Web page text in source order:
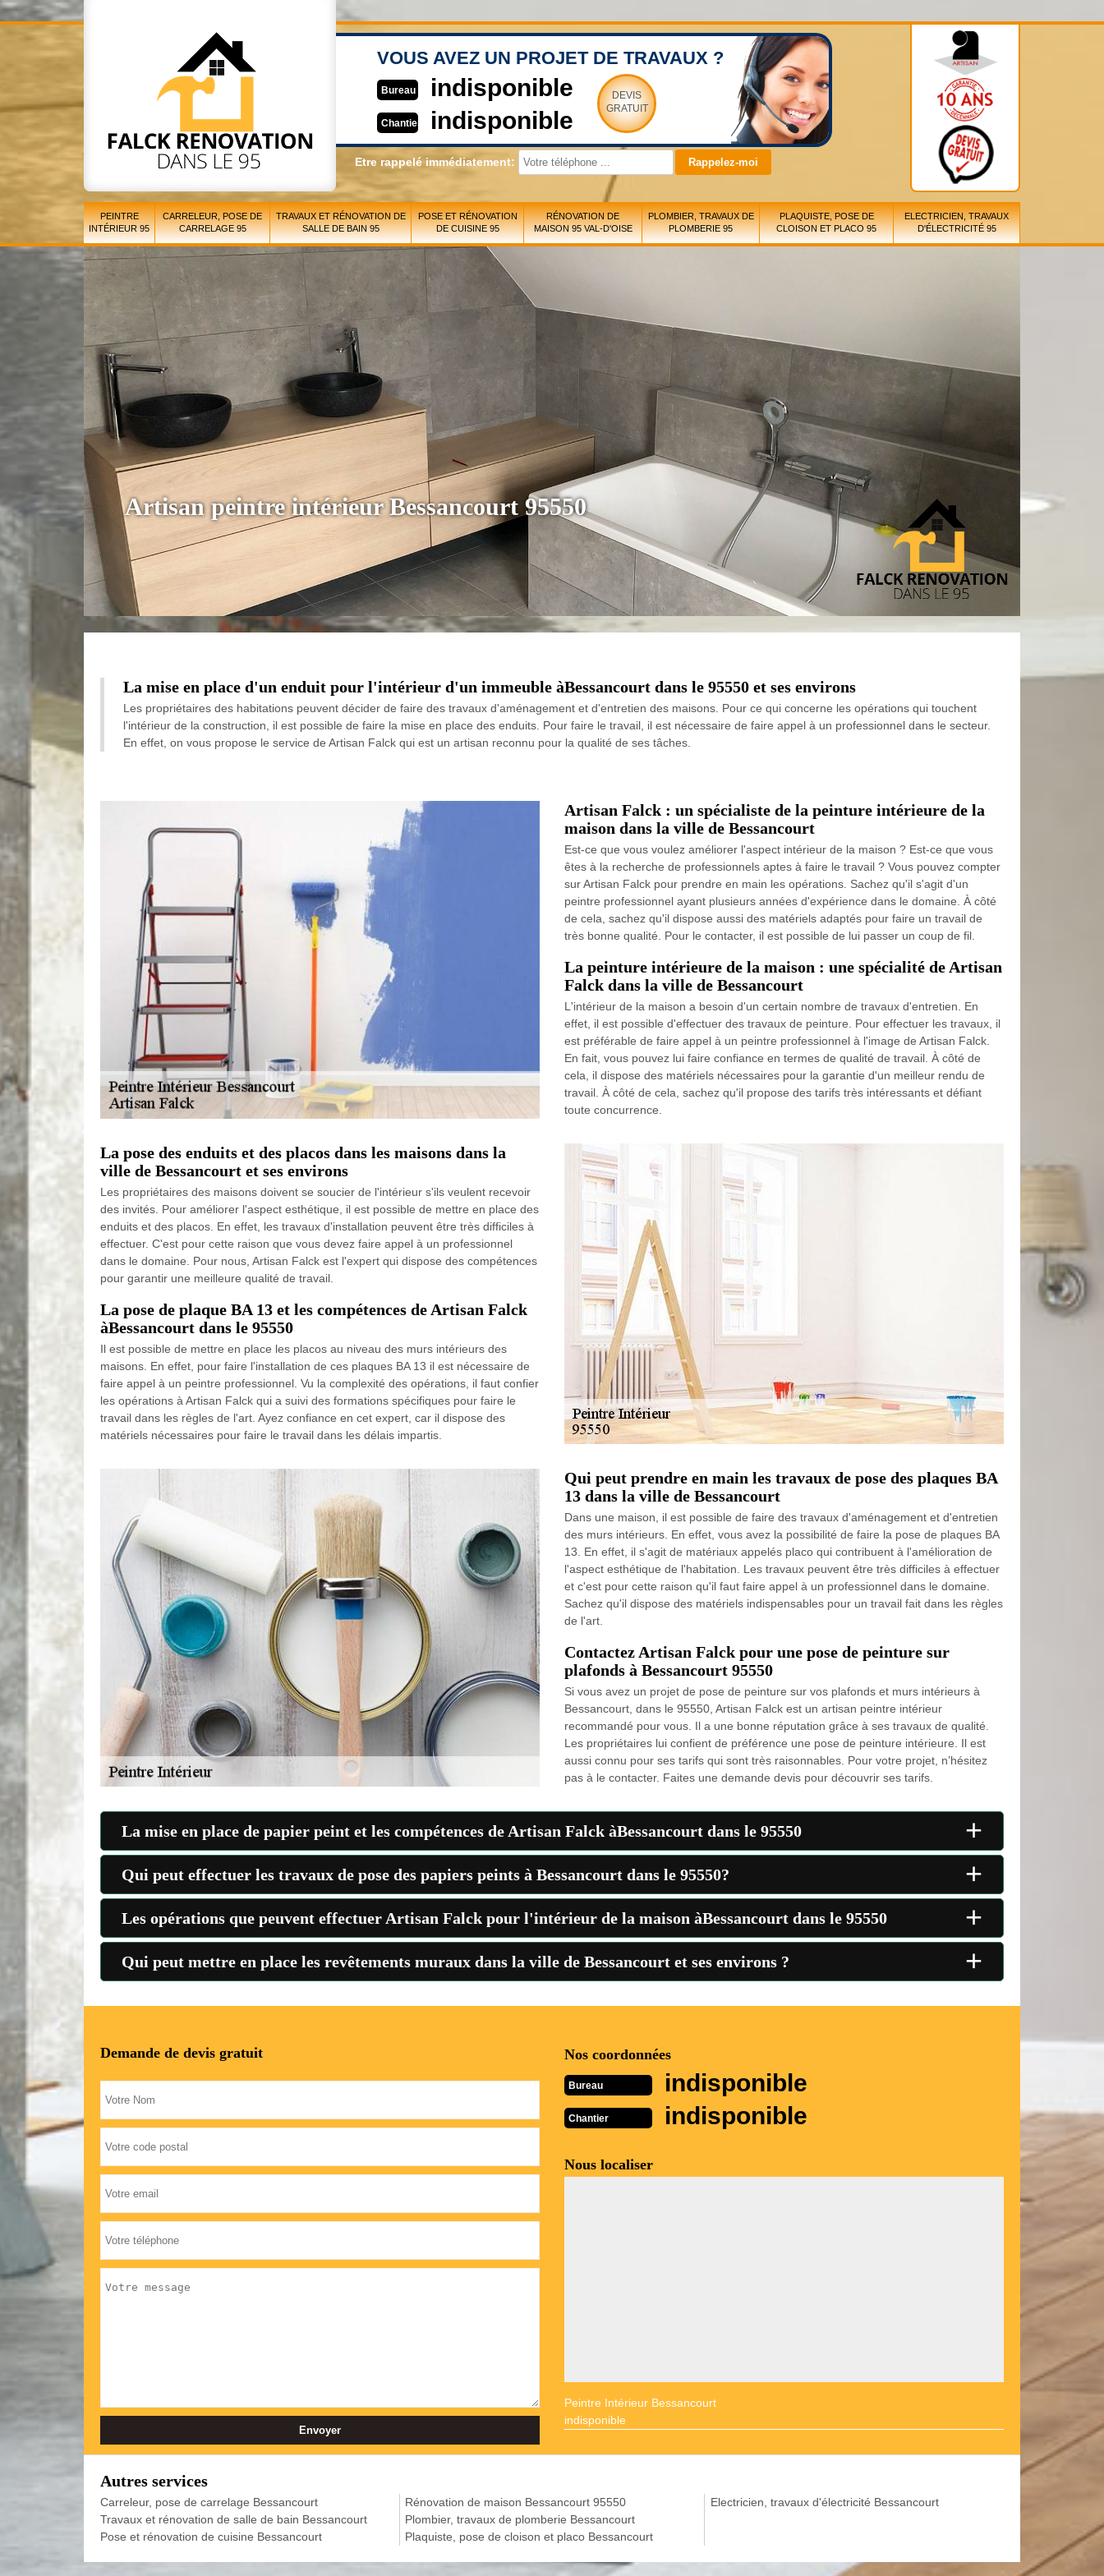
VOUS AVEZ UN PROJET DE TRAVAUX ?
Bureau indisponible
Chantier indisponible
DEVIS
GRATUIT
Etre rappelé immédiatement:
PEINTRE
INTÉRIEUR 95
CARRELEUR, POSE DE
CARRELAGE 95
TRAVAUX ET RÉNOVATION DE
SALLE DE BAIN 95
POSE ET RÉNOVATION
DE CUISINE 95
RÉNOVATION DE
MAISON 95 VAL-D'OISE
PLOMBIER, TRAVAUX DE
PLOMBERIE 95
PLAQUISTE, POSE DE
CLOISON ET PLACO 95
ELECTRICIEN, TRAVAUX
D'ÉLECTRICITÉ 95
Artisan peintre intérieur Bessancourt 95550
La mise en place d'un enduit pour l'intérieur d'un immeuble àBessancourt dans le 95550 et ses environs
Les propriétaires des habitations peuvent décider de faire des travaux d'aménagement et d'entretien des maisons. Pour ce qui concerne les opérations qui touchent
l'intérieur de la construction, il est possible de faire la mise en place des enduits. Pour faire le travail, il est nécessaire de faire appel à un professionnel dans le secteur.
En effet, on vous propose le service de Artisan Falck qui est un artisan reconnu pour la qualité de ses tâches.
Artisan Falck : un spécialiste de la peinture intérieure de la
maison dans la ville de Bessancourt
Est-ce que vous voulez améliorer l'aspect intérieur de la maison ? Est-ce que vous
êtes à la recherche de professionnels aptes à faire le travail ? Vous pouvez compter
sur Artisan Falck pour prendre en main les opérations. Sachez qu'il s'agit d'un
peintre professionnel ayant plusieurs années d'expérience dans le domaine. À côté
de cela, sachez qu'il dispose aussi des matériels adaptés pour faire un travail de
très bonne qualité. Pour le contacter, il est possible de lui passer un coup de fil.
La peinture intérieure de la maison : une spécialité de Artisan
Falck dans la ville de Bessancourt
L'intérieur de la maison a besoin d'un certain nombre de travaux d'entretien. En
effet, il est possible d'effectuer des travaux de peinture. Pour effectuer les travaux, il
est préférable de faire appel à un peintre professionnel à l'image de Artisan Falck.
En fait, vous pouvez lui faire confiance en termes de qualité de travail. À côté de
cela, il dispose des matériels nécessaires pour la garantie d'un meilleur rendu de
travail. À côté de cela, sachez qu'il propose des tarifs très intéressants et défiant
toute concurrence.
La pose des enduits et des placos dans les maisons dans la
ville de Bessancourt et ses environs
Les propriétaires des maisons doivent se soucier de l'intérieur s'ils veulent recevoir
des invités. Pour améliorer l'aspect esthétique, il est possible de mettre en place des
enduits et des placos. En effet, les travaux d'installation peuvent être très difficiles à
effectuer. C'est pour cette raison que vous devez faire appel à un professionnel
dans le domaine. Pour nous, Artisan Falck est l'expert qui dispose des compétences
pour garantir une meilleure qualité de travail.
La pose de plaque BA 13 et les compétences de Artisan Falck
àBessancourt dans le 95550
Il est possible de mettre en place les placos au niveau des murs intérieurs des
maisons. En effet, pour faire l'installation de ces plaques BA 13 il est nécessaire de
faire appel à un peintre professionnel. Vu la complexité des opérations, il faut confier
les opérations à Artisan Falck qui a suivi des formations spécifiques pour faire le
travail dans les règles de l'art. Ayez confiance en cet expert, car il dispose des
matériels nécessaires pour faire le travail dans les délais impartis.
Qui peut prendre en main les travaux de pose des plaques BA
13 dans la ville de Bessancourt
Dans une maison, il est possible de faire des travaux d'aménagement et d'entretien
des murs intérieurs. En effet, vous avez la possibilité de faire la pose de plaques BA
13. En effet, il s'agit de matériaux appelés placo qui contribuent à l'amélioration de
l'aspect esthétique de l'habitation. Les travaux peuvent être très difficiles à effectuer
et c'est pour cette raison qu'il faut faire appel à un professionnel dans le domaine.
Sachez qu'il dispose des matériels indispensables pour un travail fait dans les règles
de l'art.
Contactez Artisan Falck pour une pose de peinture sur
plafonds à Bessancourt 95550
Si vous avez un projet de pose de peinture sur vos plafonds et murs intérieurs à
Bessancourt, dans le 95550, Artisan Falck est un artisan peintre intérieur
recommandé pour vous. Il a une bonne réputation grâce à ses travaux de qualité.
Les propriétaires lui confient de préférence une pose de peinture intérieure. Il est
aussi connu pour ses tarifs qui sont très raisonnables. Pour votre projet, n’hésitez
pas à le contacter. Faites une demande devis pour découvrir ses tarifs.
La mise en place de papier peint et les compétences de Artisan Falck àBessancourt dans le 95550 +
Qui peut effectuer les travaux de pose des papiers peints à Bessancourt dans le 95550? +
Les opérations que peuvent effectuer Artisan Falck pour l'intérieur de la maison àBessancourt dans le 95550 +
Qui peut mettre en place les revêtements muraux dans la ville de Bessancourt et ses environs ? +
Demande de devis gratuit Nos coordonnées
Bureau indisponible
Chantier indisponible
Nous localiser
Peintre Intérieur Bessancourt
indisponible
Autres services
Carreleur, pose de carrelage Bessancourt
Travaux et rénovation de salle de bain Bessancourt
Pose et rénovation de cuisine Bessancourt
Rénovation de maison Bessancourt 95550
Plombier, travaux de plomberie Bessancourt
Plaquiste, pose de cloison et placo Bessancourt
Electricien, travaux d'électricité Bessancourt